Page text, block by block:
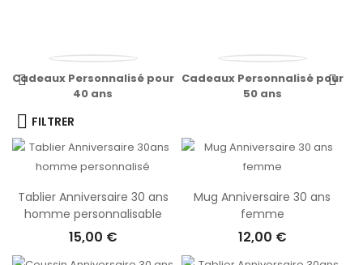
Cadeaux Personnalisé pour
40 ans
Cadeaux Personnalisé pour
50 ans
FILTRER
Tablier Anniversaire 30 ans
homme personnalisable
15,00 €
Mug Anniversaire 30 ans
femme
12,00 €